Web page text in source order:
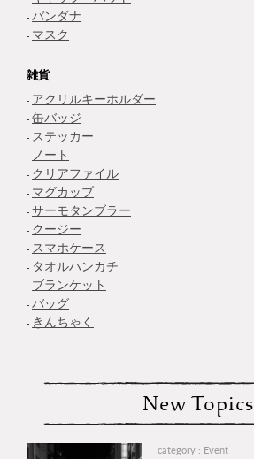
バンダナ
マスク
雑貨
アクリルキーホルダー
缶バッジ
ステッカー
ノート
クリアファイル
マグカップ
サーモタンブラー
クージー
スマホケース
タオルハンカチ
ブランケット
バッグ
きんちゃく
New Topics
category : Event